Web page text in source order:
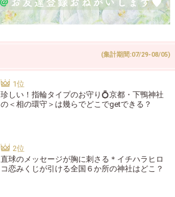
(集計期間:07/29-08/05)
珍しい！指輪タイプのお守り💍京都・下鴨神社
の＜相の環守＞は幾らでどこでgetできる？
直球のメッセージが胸に刺さる＊イチハラヒロ
コ恋みくじが引ける全国６か所の神社はどこ？